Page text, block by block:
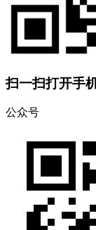
扫一扫打开手
公众号